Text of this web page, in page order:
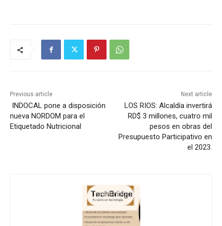
Previous article
INDOCAL pone a disposición
nueva NORDOM para el
Etiquetado Nutricional
Next article
LOS RIOS: Alcaldía invertirá
RD$ 3 millones, cuatro mil
pesos en obras del
Presupuesto Participativo en
el 2023.